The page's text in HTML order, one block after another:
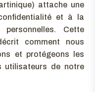
attache une
et à la
Cette
comment nous
et protégeons les
utilisateurs de notre